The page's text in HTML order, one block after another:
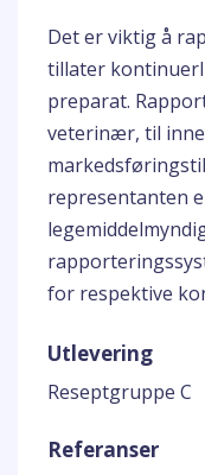
Det er viktig å
tillater
preparat.
veterinær, til
representanten
for respektive
Utlevering
Reseptgruppe C
Referanser